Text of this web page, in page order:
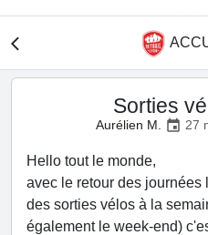
arrow_back_ios
Sorties
Aurélien M. event 27
Hello tout le monde,
avec le retour des
des sorties vélos à la
également le week-end)